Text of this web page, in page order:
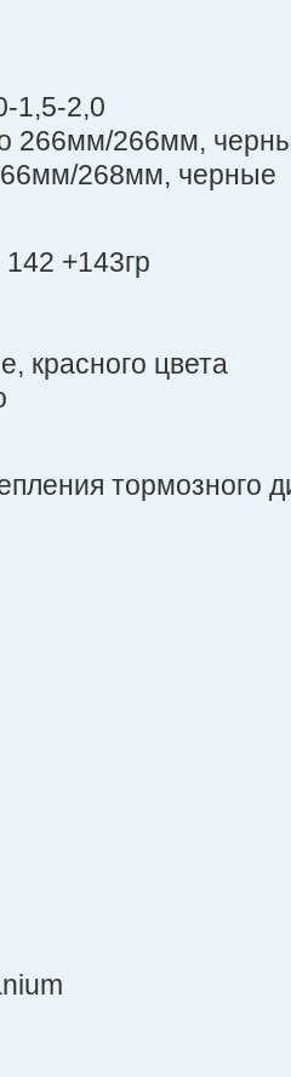
1,5-2,0
266мм/266мм,
268мм, черные
+143гр
красного цвета
тормозного